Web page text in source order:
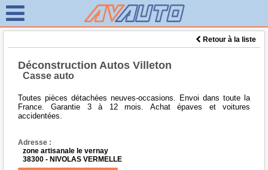
Retour à la liste
Déconstruction Autos Villeton
Casse auto
Toutes pièces détachées neuves-occasions. Envoi dans toute la
France. Garantie 3 à 12 mois. Achat épaves et voitures
accidentées.
Adresse :
zone artisanale le vernay
38300 - NIVOLAS VERMELLE